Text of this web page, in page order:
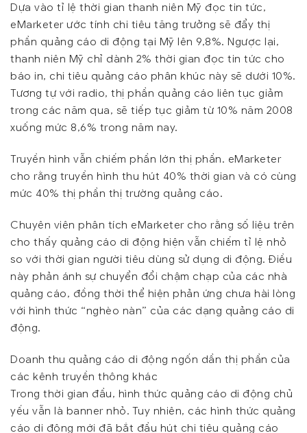
Dựa vào tỉ lệ thời gian thanh niên Mỹ đọc tin tức,
eMarketer ước tính chi tiêu tăng trưởng sẽ đẩy thị
phần quảng cáo di động tại Mỹ lên 9,8%. Ngược lại,
thanh niên Mỹ chỉ dành 2% thời gian đọc tin tức cho
báo in, chi tiêu quảng cáo phân khúc này sẽ dưới 10%.
Tương tự với radio, thị phần quảng cáo liên tục giảm
trong các năm qua, sẽ tiếp tục giảm từ 10% năm 2008
xuống mức 8,6% trong năm nay.
Truyền hình vẫn chiếm phần lớn thị phần. eMarketer
cho rằng truyền hình thu hút 40% thời gian và có cùng
mức 40% thị phần thị trường quảng cáo.
Chuyên viên phân tích eMarketer cho rằng số liệu trên
cho thấy quảng cáo di động hiện vẫn chiếm tỉ lệ nhỏ
so với thời gian người tiêu dùng sử dụng di động. Điều
này phản ánh sự chuyển đổi chậm chạp của các nhà
quảng cáo, đồng thời thể hiện phản ứng chưa hài lòng
với hình thức “nghèo nàn” của các dạng quảng cáo di
động.
Doanh thu quảng cáo di động ngốn dần thị phần của
các kênh truyền thông khác
Trong thời gian đầu, hình thức quảng cáo di động chủ
yếu vẫn là banner nhỏ. Tuy nhiên, các hình thức quảng
cáo di động mới đã bắt đầu hút chi tiêu quảng cáo